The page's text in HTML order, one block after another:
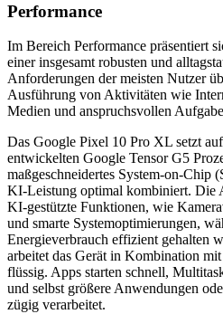
Performance
Im Bereich Performance präsentiert
einer insgesamt robusten und
Anforderungen der meisten Nutzer
Ausführung von Aktivitäten wie
Medien und anspruchsvollen
Das Google Pixel 10 Pro XL setzt
entwickelten Google Tensor G5
maßgeschneidertes System-on-Chip
KI‑Leistung optimal kombiniert. Die
KI‑gestützte Funktionen, wie
und smarte Systemoptimierungen,
Energieverbrauch effizient gehalten
arbeitet das Gerät in Kombination
flüssig. Apps starten schnell,
und selbst größere Anwendungen
zügig verarbeitet.